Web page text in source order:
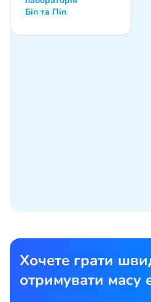
Біп та Піп
Хочете грати
отримувати масу